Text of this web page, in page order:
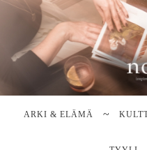
Notes on a life
Stella Harasek & Jarno Jussila
ARKI & ELÄMÄ